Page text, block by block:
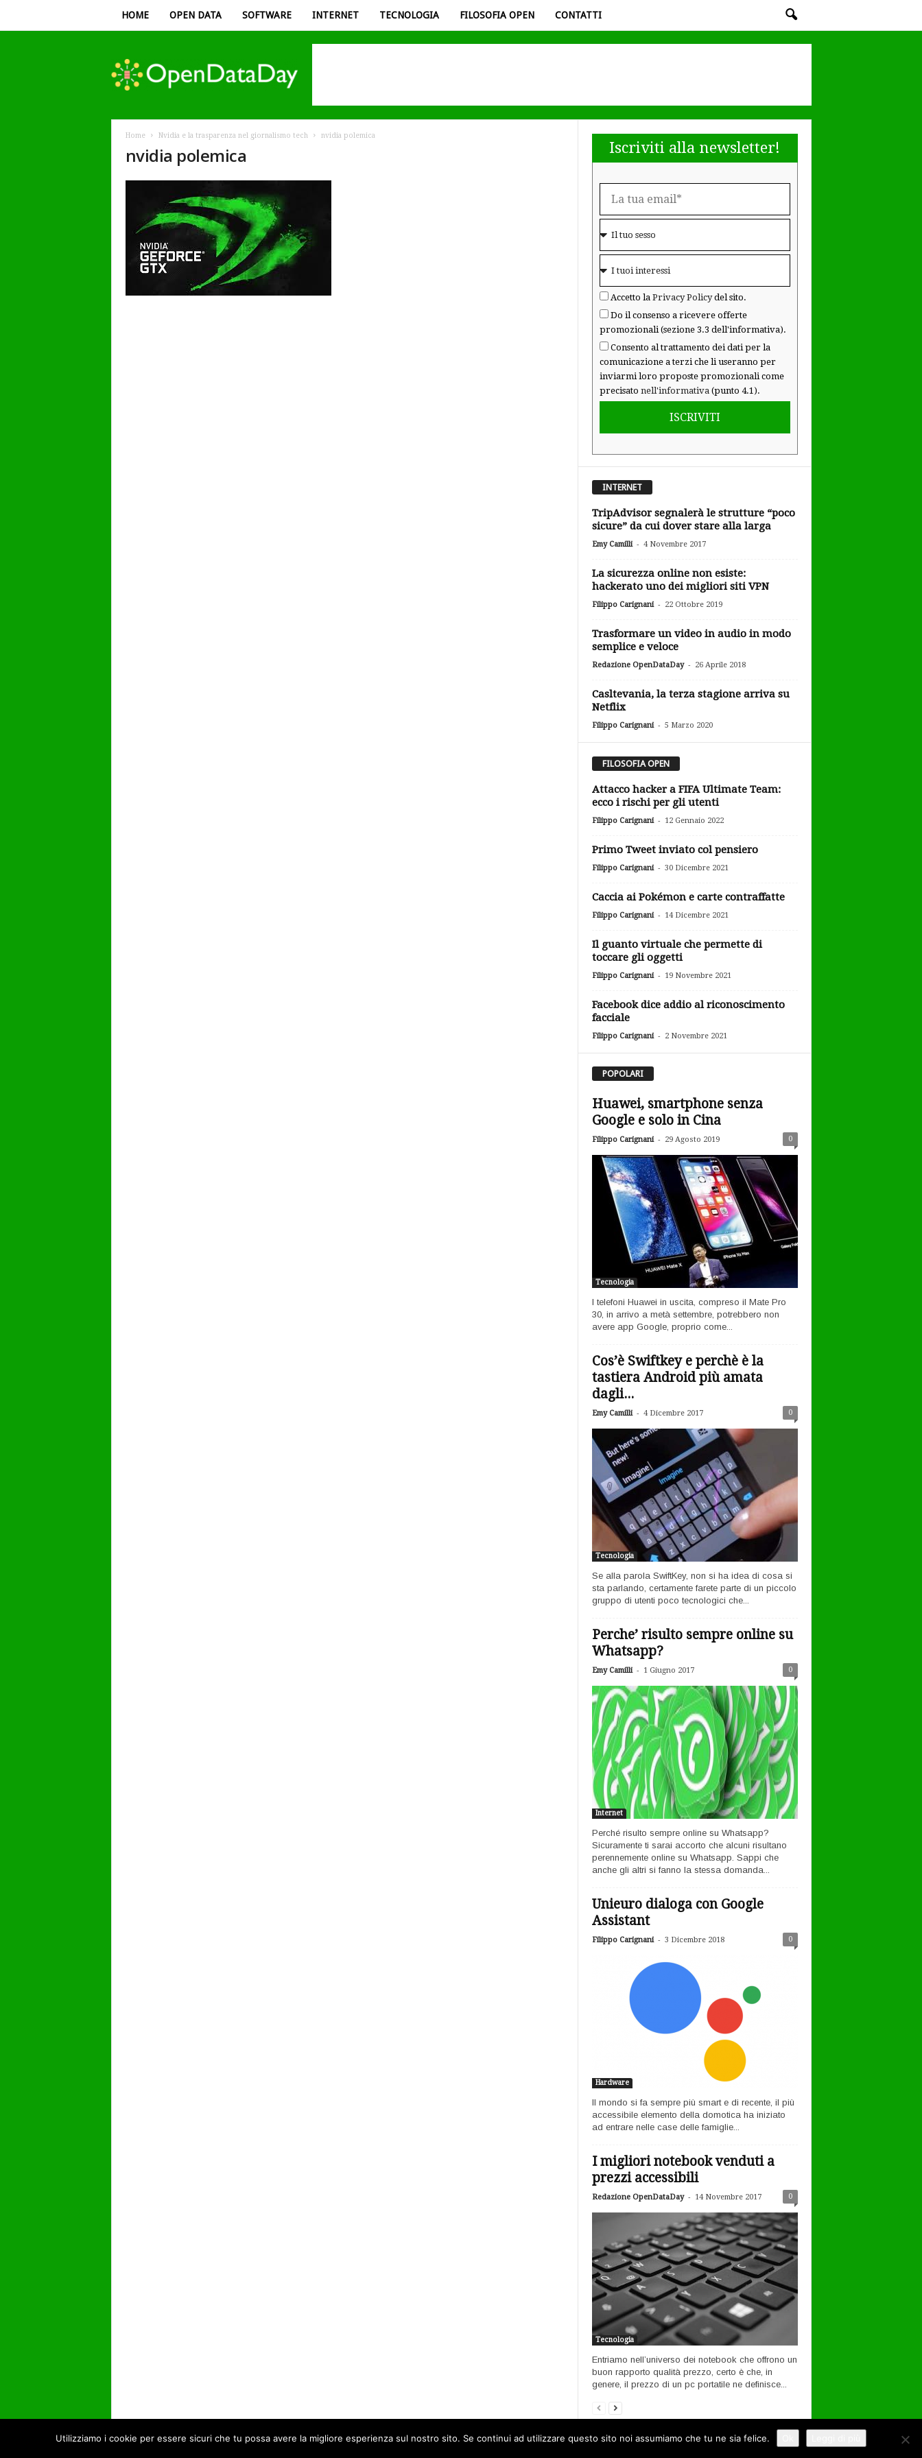
HOME OPEN DATA SOFTWARE INTERNET TECNOLOGIA FILOSOFIA OPEN CONTATTI
Data
Day
Home Nvidia e la trasparenza nel giornalismo tech nvidia polemica
nvidia polemica Iscriviti alla newsletter!
Accetto la Privacy Policydel sito.
Do il consenso a ricevere offerte
promozionali (sezione 3.3 dell'informativa).
Consento al trattamento dei dati per la
comunicazione a terzi che li useranno per
inviarmi loro proposte promozionali come
precisato nell'informativa(punto 4.1).
ISCRIVITI
INTERNET
TripAdvisor segnalerà le strutture “poco
sicure” da cui dover stare alla larga
Emy Camilli - 4 Novembre 2017
La sicurezza online non esiste:
hackerato uno dei migliori siti VPN
Filippo Carignani - 22 Ottobre 2019
Trasformare un video in audio in modo
semplice e veloce
Redazione OpenDataDay - 26 Aprile 2018
Casltevania, la terza stagione arriva su
Netflix
Filippo Carignani - 5 Marzo 2020
FILOSOFIA OPEN
Attacco hacker a FIFA Ultimate Team:
ecco i rischi per gli utenti
Filippo Carignani - 12 Gennaio 2022
Primo Tweet inviato col pensiero
Filippo Carignani - 30 Dicembre 2021
Caccia ai Pokémon e carte contraffatte
Filippo Carignani - 14 Dicembre 2021
Il guanto virtuale che permette di
toccare gli oggetti
Filippo Carignani - 19 Novembre 2021
Facebook dice addio al riconoscimento
facciale
Filippo Carignani - 2 Novembre 2021
POPOLARI
Huawei, smartphone senza
Google e solo in Cina
Filippo Carignani - 29 Agosto 2019 0
Tecnologia
I telefoni Huawei in uscita, compreso il Mate Pro
30, in arrivo a metà settembre, potrebbero non
avere app Google, proprio come...
Cos’è Swiftkey e perchè è la
tastiera Android più amata
dagli...
Emy Camilli - 4 Dicembre 2017 0
Tecnologia
Se alla parola SwiftKey, non si ha idea di cosa si
sta parlando, certamente farete parte di un piccolo
gruppo di utenti poco tecnologici che...
Perche’ risulto sempre online su
Whatsapp?
Emy Camilli - 1 Giugno 2017 0
Internet
Perché risulto sempre online su Whatsapp?
Sicuramente ti sarai accorto che alcuni risultano
perennemente online su Whatsapp. Sappi che
anche gli altri si fanno la stessa domanda...
Unieuro dialoga con Google
Assistant
Filippo Carignani - 3 Dicembre 2018 0
Hardware
Il mondo si fa sempre più smart e di recente, il più
accessibile elemento della domotica ha iniziato
ad entrare nelle case delle famiglie...
I migliori notebook venduti a
prezzi accessibili
Redazione OpenDataDay - 14 Novembre 2017 0
Tecnologia
Entriamo nell’universo dei notebook che offrono un
buon rapporto qualità prezzo, certo è che, in
genere, il prezzo di un pc portatile ne definisce...
Home Open data Software Internet Tecnologia Filosofia open Contatti
© Open Data Day 2017 - Privacy Policy
Utilizziamo i cookie per essere sicuri che tu possa avere la migliore esperienza sul nostro sito. Se continui ad utilizzare questo sito noi assumiamo che tu ne sia felice.